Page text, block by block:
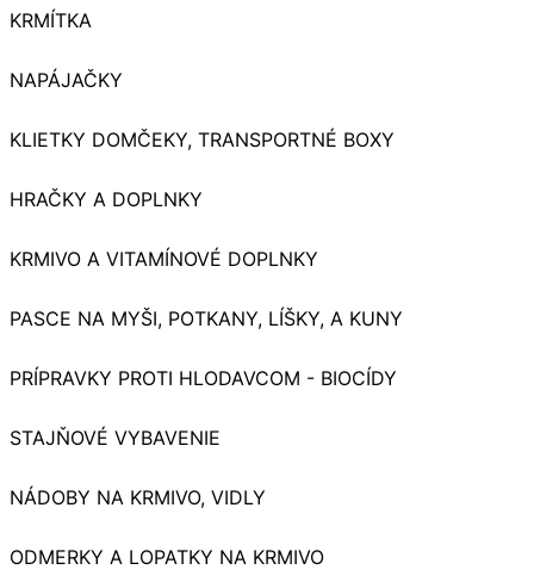
KRMÍTKA
NAPÁJAČKY
KLIETKY DOMČEKY, TRANSPORTNÉ BOXY
HRAČKY A DOPLNKY
KRMIVO A VITAMÍNOVÉ DOPLNKY
PASCE NA MYŠI, POTKANY, LÍŠKY, A KUNY
PRÍPRAVKY PROTI HLODAVCOM - BIOCÍDY
STAJŇOVÉ VYBAVENIE
NÁDOBY NA KRMIVO, VIDLY
ODMERKY A LOPATKY NA KRMIVO